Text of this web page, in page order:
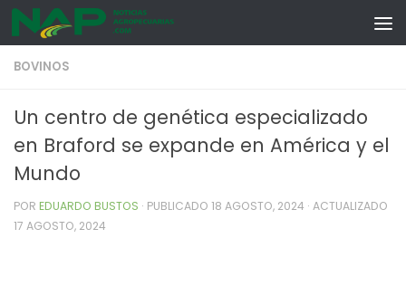
Skip to content
BOVINOS
Un centro de genética especializado
en Braford se expande en América y el
Mundo
POR EDUARDO BUSTOS · PUBLICADO 18 AGOSTO, 2024 · ACTUALIZADO
17 AGOSTO, 2024